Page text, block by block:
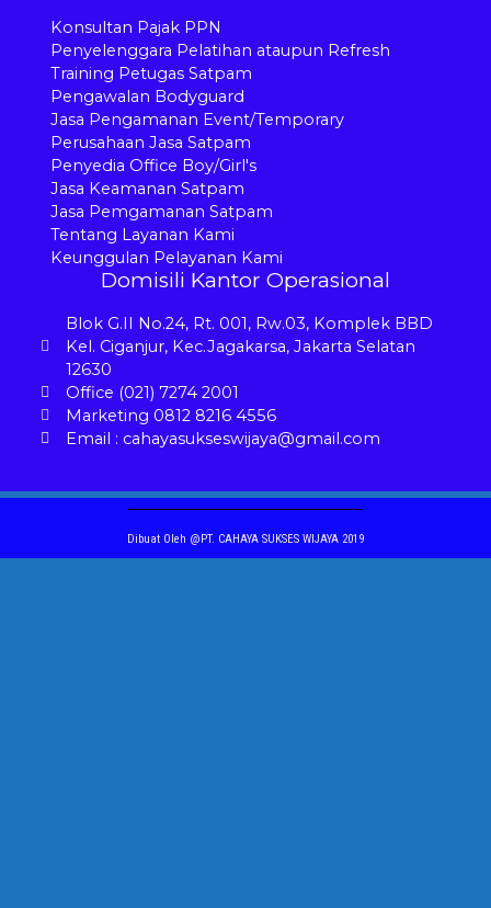
Konsultan Pajak PPN
Penyelenggara Pelatihan ataupun Refresh
Training Petugas Satpam
Pengawalan Bodyguard
Jasa Pengamanan Event/Temporary
Perusahaan Jasa Satpam
Penyedia Office Boy/Girl's
Jasa Keamanan Satpam
Jasa Pemgamanan Satpam
Tentang Layanan Kami
Keunggulan Pelayanan Kami
Domisili Kantor Operasional
Blok G.II No.24, Rt. 001, Rw.03, Komplek BBD
Kel. Ciganjur, Kec.Jagakarsa, Jakarta Selatan
12630
Office (021) 7274 2001
Marketing 0812 8216 4556
Email : cahayasukseswijaya@gmail.com
Dibuat Oleh @PT. CAHAYA SUKSES WIJAYA 2019